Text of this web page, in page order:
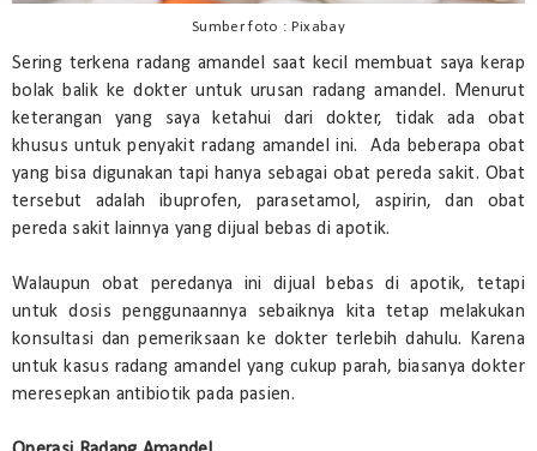
Sumber foto : Pixabay
Sering terkena radang amandel saat kecil membuat saya kerap
bolak balik ke dokter untuk urusan radang amandel. Menurut
keterangan yang saya ketahui dari dokter, tidak ada obat
khusus untuk penyakit radang amandel ini. Ada beberapa obat
yang bisa digunakan tapi hanya sebagai obat pereda sakit. Obat
tersebut adalah ibuprofen, parasetamol, aspirin, dan obat
pereda sakit lainnya yang dijual bebas di apotik.
Walaupun obat peredanya ini dijual bebas di apotik, tetapi
untuk dosis penggunaannya sebaiknya kita tetap melakukan
konsultasi dan pemeriksaan ke dokter terlebih dahulu. Karena
untuk kasus radang amandel yang cukup parah, biasanya dokter
meresepkan antibiotik pada pasien.